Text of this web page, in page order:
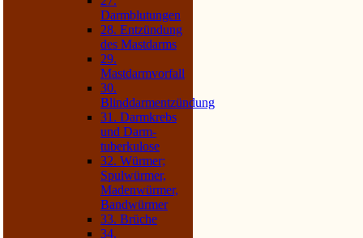
Darmblutungen
28. Entzündung
des Mastdarms
29.
Mastdarmvorfall
30.
Blinddarmentzündung
31. Darmkrebs
und Darm­
tuberkulose
32. Würmer;
Spulwürmer,
Madenwürmer,
Bandwürmer
33. Brüche
34.